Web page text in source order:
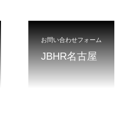
お問い合わせフォーム
JBHR名古屋